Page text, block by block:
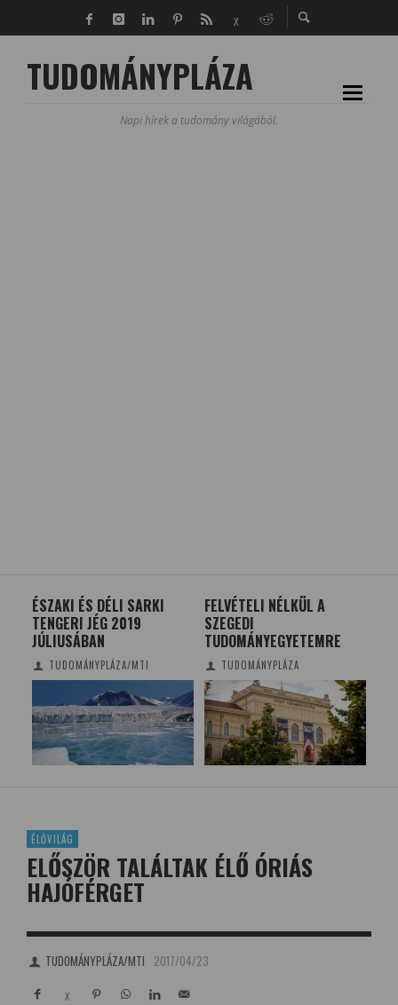
TUDOMÁNYPLÁZA
Napi hírek a tudomány világából.
ÉSZAKI ÉS DÉLI SARKI
TENGERI JÉG 2019
JÚLIUSÁBAN
TUDOMÁNYPLÁZA/MTI
FELVÉTELI NÉLKÜL A
SZEGEDI
TUDOMÁNYEGYETEMRE
TUDOMÁNYPLÁZA
ÉLŐVILÁG
ELŐSZÖR TALÁLTAK ÉLŐ ÓRIÁS
HAJÓFÉRGET
TUDOMÁNYPLÁZA/MTI 2017/04/23